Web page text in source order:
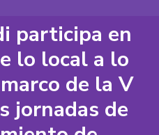
participa en
lo local a lo
de la V
jornadas de